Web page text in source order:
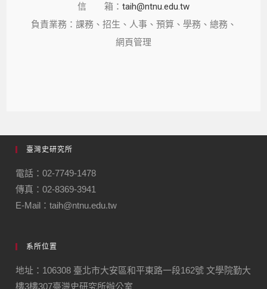
信 箱： taih@ntnu.edu.tw
負責業務：課務、招生、人事、預算、學務、總務、
網頁管理
臺灣史研究所
電話：02-7749-1478
傳真：02-8369-3941
E-Mail：taih@ntnu.edu.tw
系所位置
地址：106308 臺北市大安區和平東路一段162號 文學院勤大
樓3樓307臺灣史研究所辦公室